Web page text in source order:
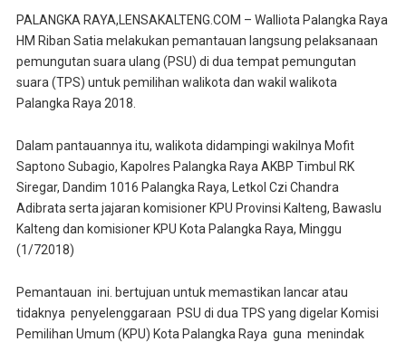
PALANGKA RAYA,LENSAKALTENG.COM – Walliota Palangka Raya
HM Riban Satia melakukan pemantauan langsung pelaksanaan
pemungutan suara ulang (PSU) di dua tempat pemungutan
suara (TPS) untuk pemilihan walikota dan wakil walikota
Palangka Raya 2018.
Dalam pantauannya itu, walikota didampingi wakilnya Mofit
Saptono Subagio, Kapolres Palangka Raya AKBP Timbul RK
Siregar, Dandim 1016 Palangka Raya, Letkol Czi Chandra
Adibrata serta jajaran komisioner KPU Provinsi Kalteng, Bawaslu
Kalteng dan komisioner KPU Kota Palangka Raya, Minggu
(1/72018)
Pemantauan ini. bertujuan untuk memastikan lancar atau
tidaknya penyelenggaraan PSU di dua TPS yang digelar Komisi
Pemilihan Umum (KPU) Kota Palangka Raya guna menindak